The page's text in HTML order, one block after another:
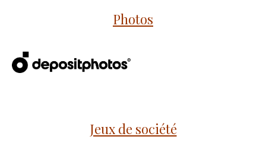
Photos
Jeux de société